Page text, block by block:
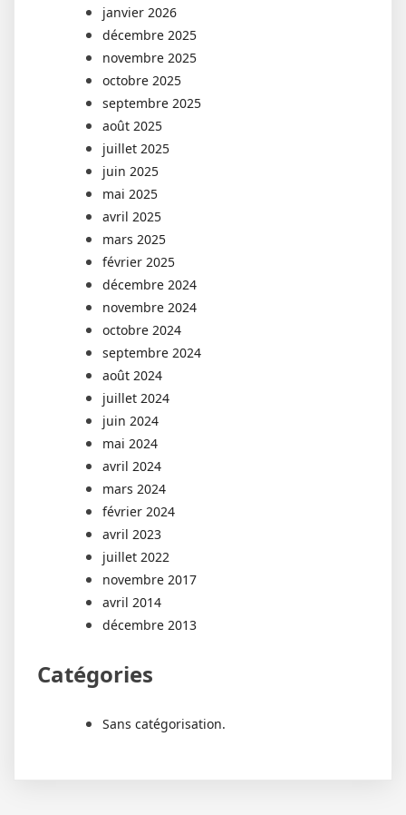
janvier 2026
décembre 2025
novembre 2025
octobre 2025
septembre 2025
août 2025
juillet 2025
juin 2025
mai 2025
avril 2025
mars 2025
février 2025
décembre 2024
novembre 2024
octobre 2024
septembre 2024
août 2024
juillet 2024
juin 2024
mai 2024
avril 2024
mars 2024
février 2024
avril 2023
juillet 2022
novembre 2017
avril 2014
décembre 2013
Catégories
Sans catégorisation.